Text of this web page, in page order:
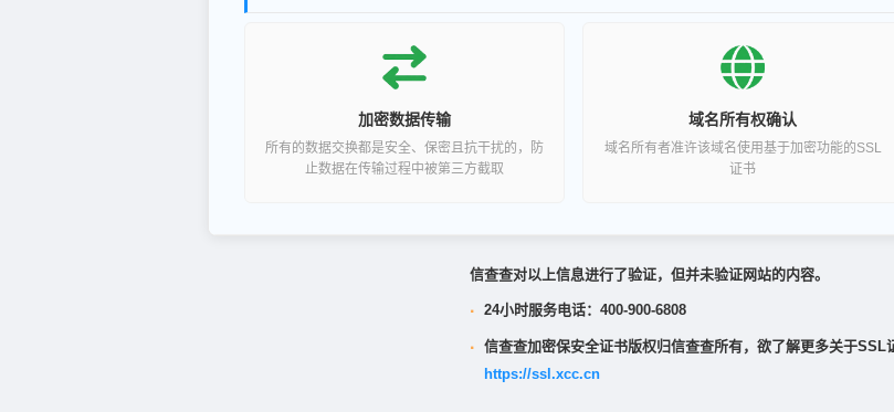
加密数据传输
所有的数据交换都是安全、保密且抗干扰的，防
止数据在传输过程中被第三方截取
域名所有权确认
域名所有者准许该域名使用基于加密功能的SSL
证书
信查查对以上信息进行了验证，但并未验证网站的内容。
· 24小时服务电话：400-900-6808
· 信查查加密保安全证书版权归信查查所有，欲了解更多关于SSL
https://ssl.xcc.cn